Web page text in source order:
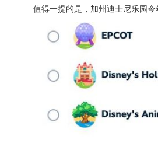
值得一提的是，加州迪士尼乐园今